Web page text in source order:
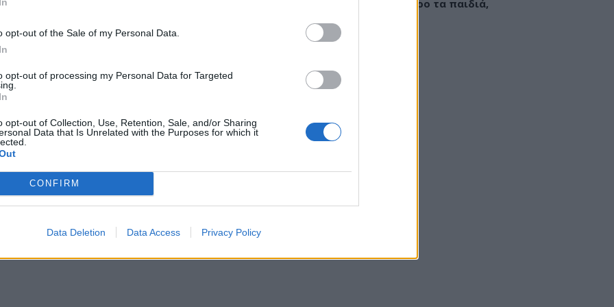
opt-out of the Sale of my Personal Data.
opt-out of processing my Personal Data for Targeted
opt-out of Collection, Use, Retention, Sale, and/or Sharing
Data that Is Unrelated with the Purposes for which it
CONFIRM
Data Deletion Data Access Privacy Policy
της πανδημίας Πλεύρης –
Ξανθός με τον ΣΥΡΙΖΑ
την ψήφο του τους δύο υπουργούς Υγείας
που...
μπορεί να «γεμίσει» σίδηρο τα παιδιά,